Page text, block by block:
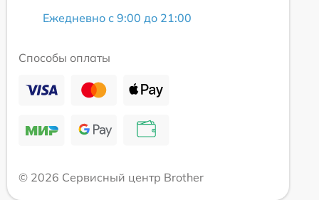
Ежедневно с 9:00 до 21:00
Способы оплаты
© 2026 Сервисный центр Brother